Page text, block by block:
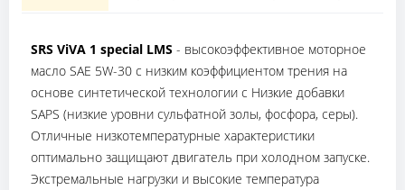
SRS ViVA 1 special LMS - высокоэффективное моторное
масло SAE 5W-30 с низким коэффициентом трения на
основе синтетической технологии с Низкие добавки
SAPS (низкие уровни сульфатной золы, фосфора, серы).
Отличные низкотемпературные характеристики
оптимально защищают двигатель при холодном запуске.
Экстремальные нагрузки и высокие температура